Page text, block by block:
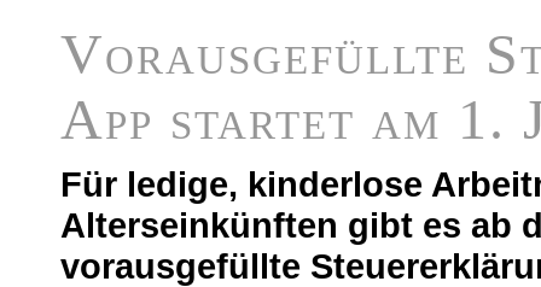
Vorausgefüllte
App startet am 1.
Für ledige, kinderlose
Alterseinkünften gibt es ab
vorausgefüllte